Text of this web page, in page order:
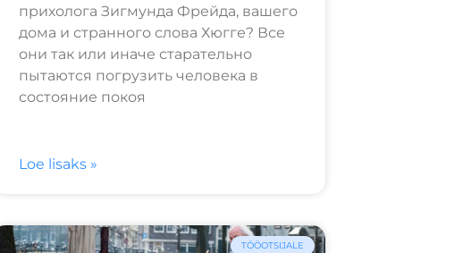
прихолога Зигмунда Фрейда, вашего
дома и странного слова Хюгге? Все
они так или иначе старательно
пытаются погрузить человека в
состояние покоя
Loe lisaks »
TÖÖOTSIJALE